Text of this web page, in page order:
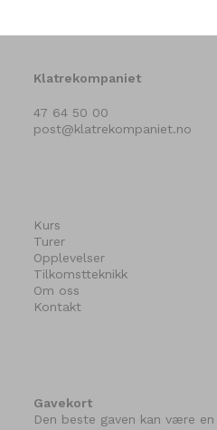
Klatrekompaniet
47 64 50 00
post@klatrekompaniet.no
Kurs
Turer
Opplevelser
Tilkomstteknikk
Om oss
Kontakt
Gavekort
Den beste gaven kan være